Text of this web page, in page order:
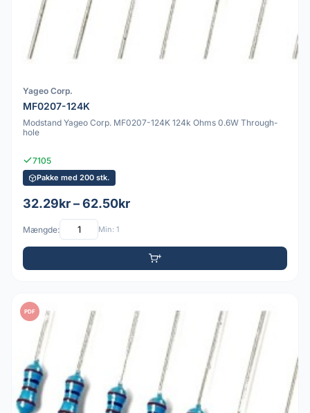
Yageo Corp.
MF0207-124K
Modstand Yageo Corp. MF0207-124K 124k Ohms 0.6W Through-
hole
7105
Pakke med 200 stk.
32.29kr – 62.50kr
Mængde: Min: 1
PDF